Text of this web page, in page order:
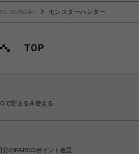
SENDAI モンスターハンター
で貯まる＆使える
のPARCOポイント進呈